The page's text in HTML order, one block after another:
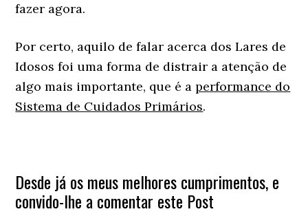
fazer agora.
Por certo, aquilo de falar acerca dos Lares de
Idosos foi uma forma de distrair a atenção de
algo mais importante, que é aperformance do
Sistema de Cuidados Primários.
Desde já os meus melhores cumprimentos, e
convido-lhe a comentar este Post